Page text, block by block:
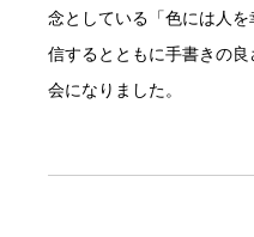
念としている「色には人
信するとともに手書きの
会になりました。